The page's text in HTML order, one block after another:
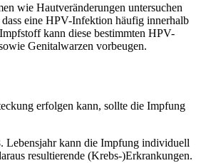
wie Hautveränderungen untersuchen
eine HPV-Infektion häufig innerhalb
kann diese bestimmten HPV-
Genitalwarzen vorbeugen.
erfolgen kann, sollte die Impfung
Lebensjahr kann die Impfung individuell
resultierende (Krebs-)Erkrankungen.